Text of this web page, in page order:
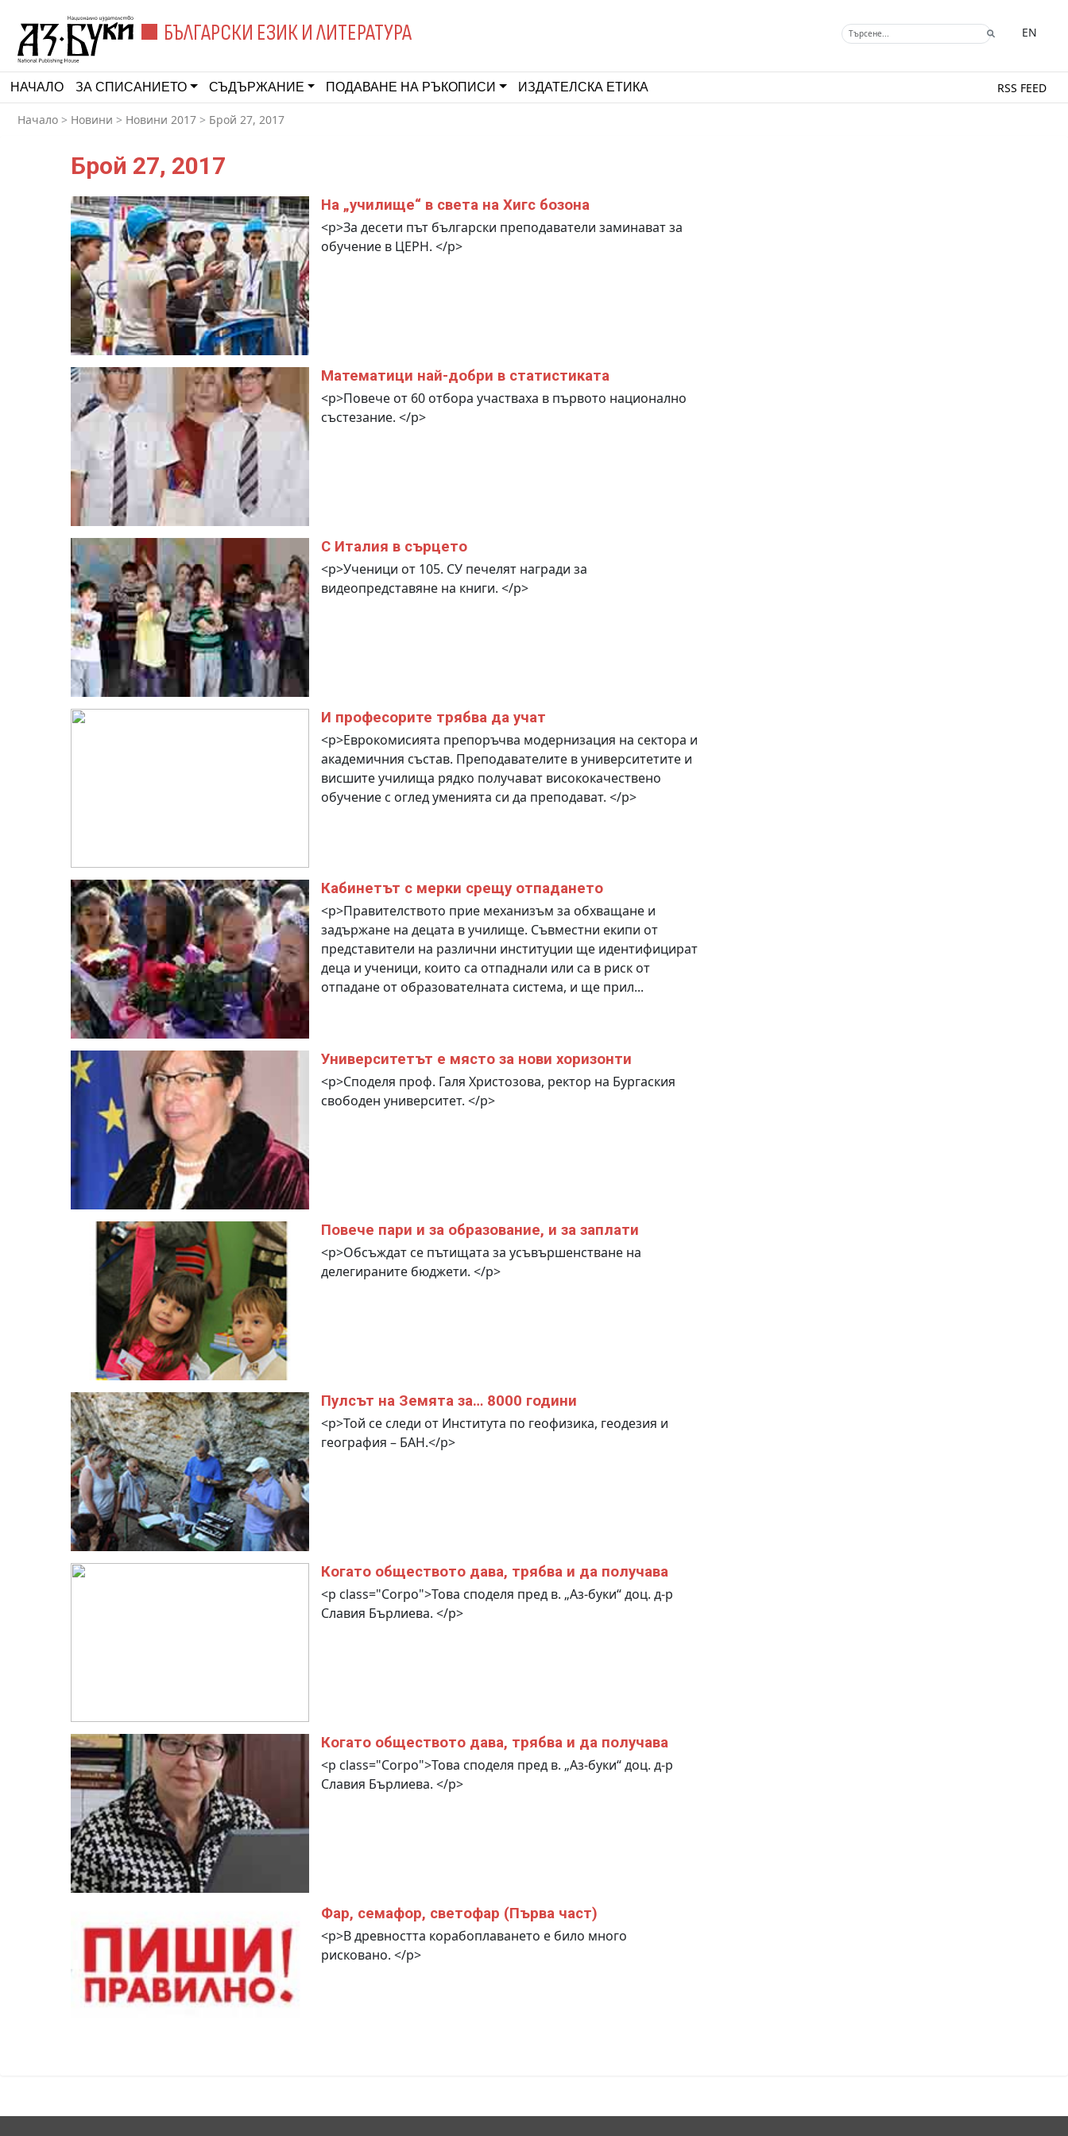
БЪЛГАРСКИ ЕЗИК И ЛИТЕРАТУРА EN
НАЧАЛО ЗА СПИСАНИЕТО СЪДЪРЖАНИЕ ПОДАВАНЕ НА РЪКОПИСИ ИЗДАТЕЛСКА ЕТИКА RSS FEED
Начало > Новини > Новини 2017 > Брой 27, 2017
Брой 27, 2017
На „училище“ в света на Хигс бозона
<p>За десети път български преподаватели заминават за
обучение в ЦЕРН. </p>
Математици най-добри в статистиката
<p>Повече от 60 отбора участваха в първото национално
състезание. </p>
С Италия в сърцето
<p>Ученици от 105. СУ печелят награди за
видеопредставяне на книги. </p>
И професорите трябва да учат
<p>Еврокомисията препоръчва модернизация на сектора и
академичния състав. Преподавателите в университетите и
висшите училища рядко получават висококачествено
обучение с оглед уменията си да преподават. </p>
Кабинетът с мерки срещу отпадането
<p>Правителството прие механизъм за обхващане и
задържане на децата в училище. Съвместни екипи от
представители на различни институции ще идентифицират
деца и ученици, които са отпаднали или са в риск от
отпадане от образователната система, и ще прил...
Университетът е място за нови хоризонти
<p>Споделя проф. Галя Христозова, ректор на Бургаския
свободен университет. </p>
Повече пари и за образование, и за заплати
<p>Обсъждат се пътищата за усъвършенстване на
делегираните бюджети. </p>
Пулсът на Земята за… 8000 години
<p>Той се следи от Института по геофизика, геодезия и
география – БАН.</p>
Когато обществото дава, трябва и да получава
<p class="Corpo">Това споделя пред в. „Аз-буки“ доц. д-р
Славия Бърлиева. </p>
Когато обществото дава, трябва и да получава
<p class="Corpo">Това споделя пред в. „Аз-буки“ доц. д-р
Славия Бърлиева. </p>
Фар, семафор, светофар (Първа част)
<p>В древността корабоплаването е било много
рисковано. </p>